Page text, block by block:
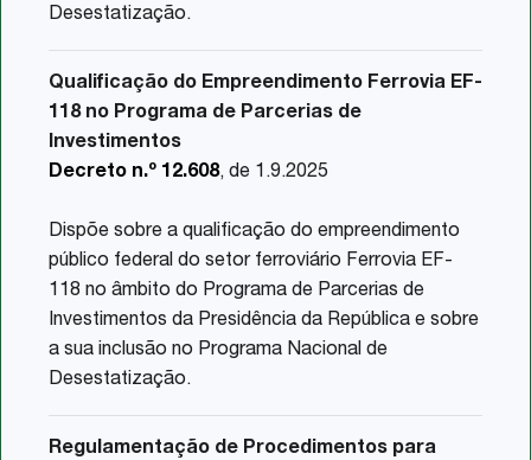
Desestatização.
Qualificação do Empreendimento Ferrovia EF-
118 no Programa de Parcerias de
Investimentos
Decreto n.º 12.608, de 1.9.2025
Dispõe sobre a qualificação do empreendimento
público federal do setor ferroviário Ferrovia EF-
118 no âmbito do Programa de Parcerias de
Investimentos da Presidência da República e sobre
a sua inclusão no Programa Nacional de
Desestatização.
Regulamentação de Procedimentos para